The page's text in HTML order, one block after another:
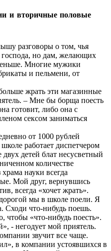
и вторичные половые
разговоры о том, чья
но дам, желающих
Многие мужики
и пельмени, от
жрать эти магазинные
– Мне бы борща поесть
готовит, либо она с
сексом заниматься
от 1000 рублей
работает диспетчером
детей блат несусветный
количестве
науки всегда
Мой друг, вернувшись
всегда «хочет жрать».
мы в школе поели. Я
Сходи что-нибудь поешь.
чтобы «что-нибудь поесть».
- негодует мой приятель.
звучит все чаще.
в компании устоявшихся в